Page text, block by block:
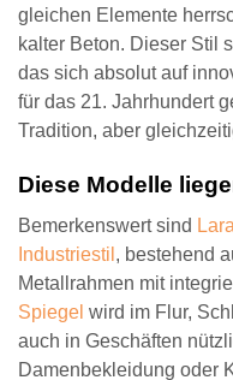
gleichen Elemente
kalter Beton. Dieser Stil
das sich absolut auf
für das 21. Jahrhundert
Tradition, aber
Diese Modelle
Bemerkenswert sind
Industriestil , bestehend
Metallrahmen mit
Spiegel wird im Flur,
auch in Geschäften
Damenbekleidung oder